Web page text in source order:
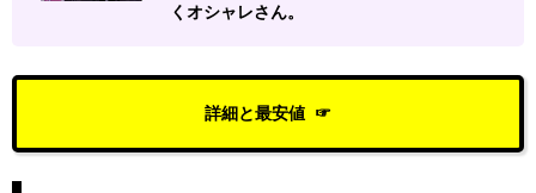
くオシャレさん。
詳細と最安値